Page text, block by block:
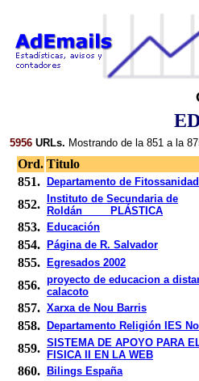
5956 URLs. Mostrando de la 851 a la
Ord. Titulo
851.
Departamento de
852.
Instituto de Secundaria de
Roldán_____PLÁSTICA
853. Educación
854. Página de R. Salvador
855. Egresados 2002
856. proyecto de educacion a
calacoto
857. Xarxa de Nou Barris
858. Departamento Religión IES
859. SISTEMA DE APOYO PARA
FISICA II EN LA WEB
860. Bilings España